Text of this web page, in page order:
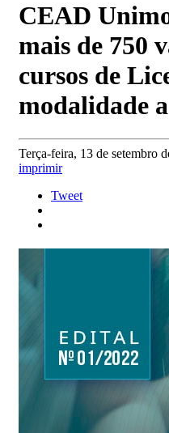
CEAD
mais de 750
cursos de
modalidade
Terça-feira, 13 de setembro
imprimir
Tweet